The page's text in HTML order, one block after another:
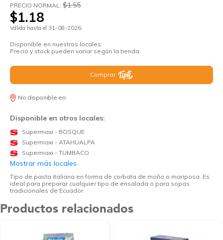
PRECIO NORMAL: $1.55
$1.18
Válida hasta el 31-08-2026.
Disponible en nuestros locales.
Precio y stock pueden variar según la tienda.
Comprar
No disponible en:
Disponible en otros locales:
Supermaxi - BOSQUE
Supermaxi - ATAHUALPA
Supermaxi - TUMBACO
Mostrar más locales
Tipo de pasta italiana en forma de corbata de moño o mariposa. Es
ideal para preparar cualquier tipo de ensalada o para sopas
tradicionales de Ecuador
Productos relacionados